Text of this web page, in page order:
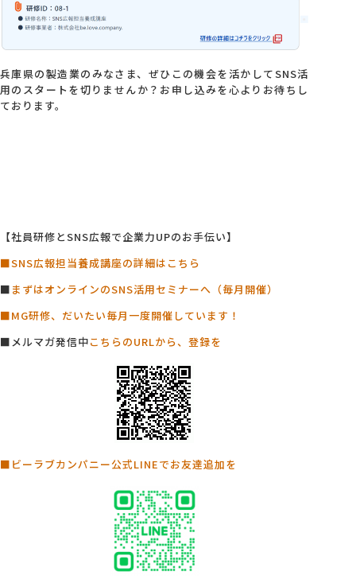
兵庫県の製造業のみなさま、ぜひこの機会を活かしてSNS活
用のスタートを切りませんか？お申し込みを心よりお待ちし
ております。
【社員研修とSNS広報で企業力UPのお手伝い】
■SNS広報担当養成講座の詳細はこちら
■ まずはオンラインのSNS活用セミナーへ（毎月開催）
■MG研修、だいたい毎月一度開催しています！
■メルマガ発信中こちらのURLから、登録を
■ビーラブカンパニー公式LINEでお友達追加を